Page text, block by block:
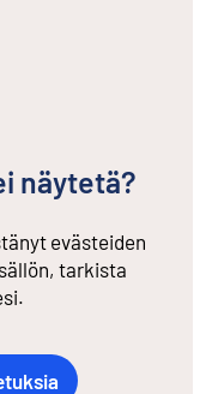
näytetä?
evästeiden
tarkista